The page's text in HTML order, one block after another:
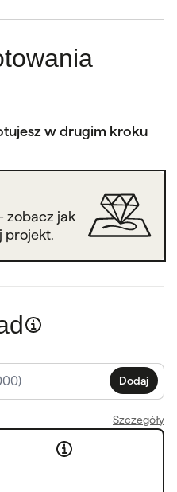
w drugim kroku
zobacz jak
projekt.
Dodaj
Szczegóły